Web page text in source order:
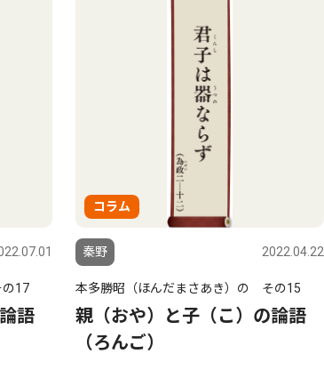
17
語
コラム
秦野 2022.04.22
本多勝昭（ほんだまさあき）の その15
親（おや）と子（こ）の論語
（ろんご）